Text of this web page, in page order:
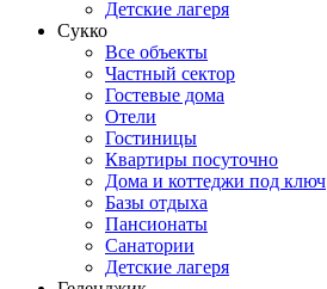
Детские лагеря
Сукко
Все объекты
Частный сектор
Гостевые дома
Отели
Гостиницы
Квартиры посуточно
Дома и коттеджи под ключ
Базы отдыха
Пансионаты
Санатории
Детские лагеря